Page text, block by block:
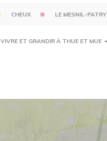
CHEUX LE MESNIL-PATRY
VIVRE ET GRANDIR À THUE ET MUE